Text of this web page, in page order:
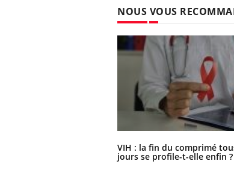
NOUS VOUS
VIH : la fin du comprimé
jours se profile-t-elle enfin ?